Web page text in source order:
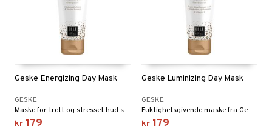
Geske Energizing Day Mask
GESKE
Maske for trett og stresset hud som kan brukes daglig
kr 179
Geske Luminizing Day Mask
GESKE
Fuktighetsgivende maske fra Geske
kr 179